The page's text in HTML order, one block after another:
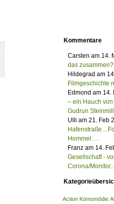
Kommentare
Carsten am 14.
das zusammen?
Hildegrad am
Filmgeschichte
Edmond am 14.
– ein Hauch
Gudrun
Ulli am 21. Feb
Hommel….
Franz am 14.
Gesellschaft -
Corona/
Action Komomödie